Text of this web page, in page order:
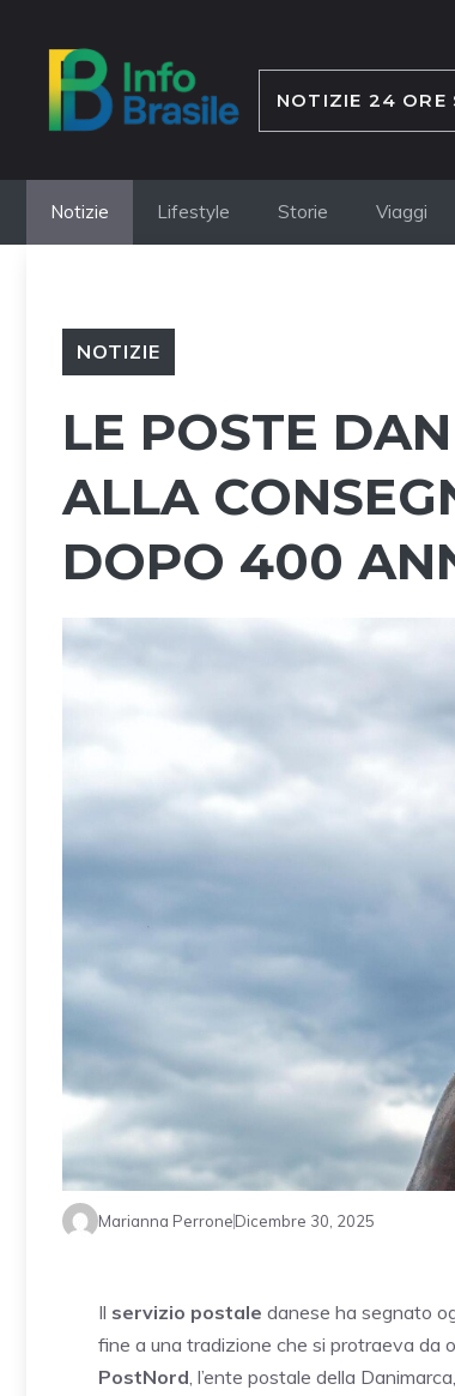
contenuto
NOTIZIE 24 ORE
Notizie Lifestyle Storie Viaggi
NOTIZIE
LE POSTE
ALLA
DOPO 400
Marianna PerroneDicembre 30, 2025
Il servizio postale danese ha segnato
fine a una tradizione che si protraeva da
PostNord, l’ente postale della